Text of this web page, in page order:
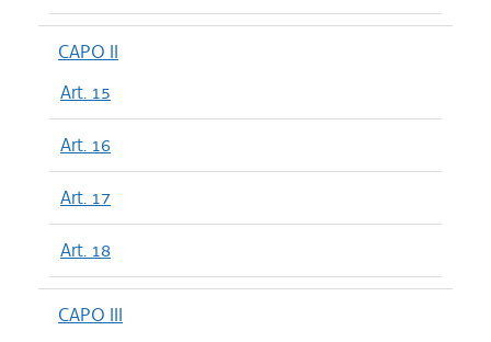
CAPO II
Art. 15
Art. 16
Art. 17
Art. 18
CAPO III